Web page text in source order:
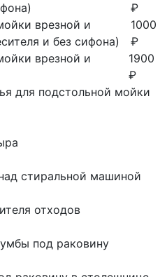
₽
врезной и
и без сифона)
1000
₽
врезной и
1900
₽
для подстольной мойки
стиральной машиной
отходов
под раковину